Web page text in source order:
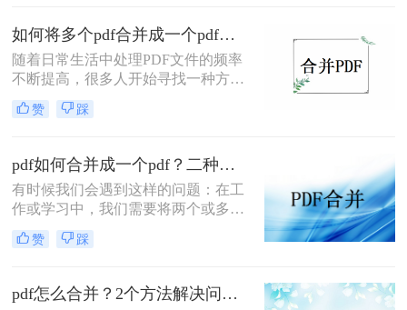
浪费了我们的宝贵时间。所以，我们
可以结合多个PDF文件来提高我们的
阅读和学习效率！因此，今天小编想
和大家分享小编常用的pdf怎么合并成
一个pdf的方法介绍，希望对需要pdf
合并的朋友有所帮助！
如何将多个pdf合并成一个pdf？这两种方法很实用！
随着日常生活中处理PDF文件的频率
不断提高，很多人开始寻找一种方
便、快捷的方法将多个PDF文件合并
成一个文件，以便于查看和管理。这
方法，可以让你轻松完成PDF文件的
合并。
赞 踩
pdf如何合并成一个pdf？二种方法教你快速合并PDF！
有时候我们会遇到这样的问题：在工
作或学习中，我们需要将两个或多个
pdf文件合并成一个pdf文件。那么该
如何实现呢？下面就给大家介绍pdf如
赞 踩
pdf怎么合并？2个方法解决问题！